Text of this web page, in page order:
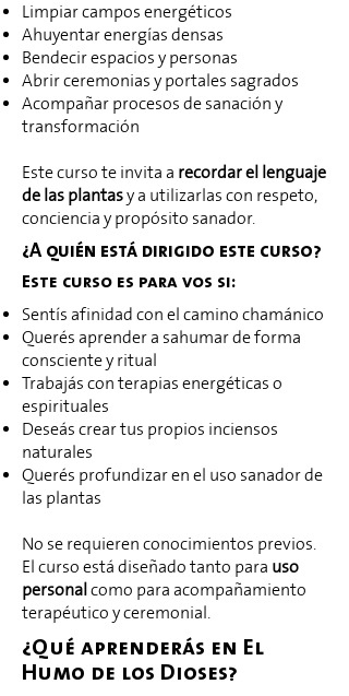
Limpiar campos energéticos
Ahuyentar energías densas
Bendecir espacios y personas
Abrir ceremonias y portales sagrados
Acompañar procesos de sanación y
transformación
Este curso te invita a recordar el lenguaje
de las plantasy a utilizarlas con respeto,
conciencia y propósito sanador.
¿A quién está dirigido este curso?
Este curso es para vos si:
Sentís afinidad con el camino chamánico
Querés aprender a sahumar de forma
consciente y ritual
Trabajás con terapias energéticas o
espirituales
Deseás crear tus propios inciensos
naturales
Querés profundizar en el uso sanador de
las plantas
No se requieren conocimientos previos.
El curso está diseñado tanto para uso
personalcomo para acompañamiento
terapéutico y ceremonial.
¿Qué aprenderás en El
Humo de los Dioses?